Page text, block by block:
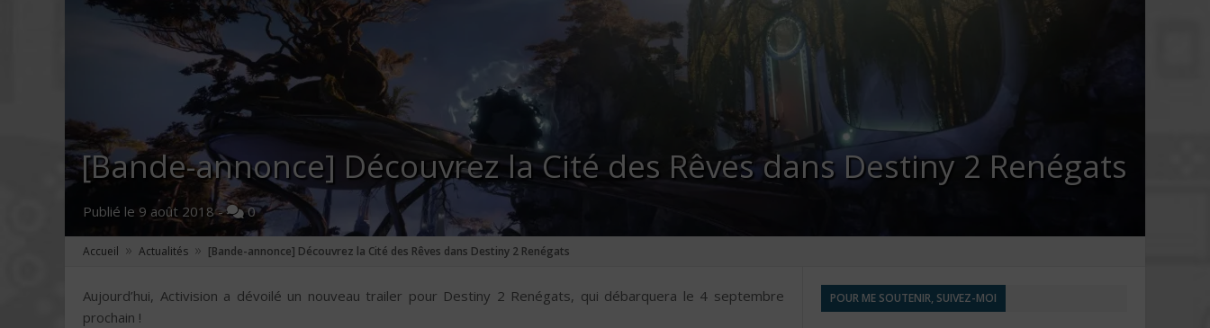
[Bande-annonce] Découvrez la Cité des Rêves dans Destiny 2 Renégats
Publié le 9 août 2018 - 0
Accueil » Actualités » [Bande-annonce] Découvrez la Cité des Rêves dans Destiny 2 Renégats
Aujourd’hui, Activision a dévoilé un nouveau trailer pour Destiny 2 Renégats, qui débarquera le 4 septembre
prochain !
POUR ME SOUTENIR, SUIVEZ-MOI